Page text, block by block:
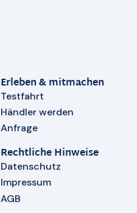
Erleben & mitmachen
Testfahrt
Händler werden
Anfrage
Rechtliche Hinweise
Datenschutz
Impressum
AGB